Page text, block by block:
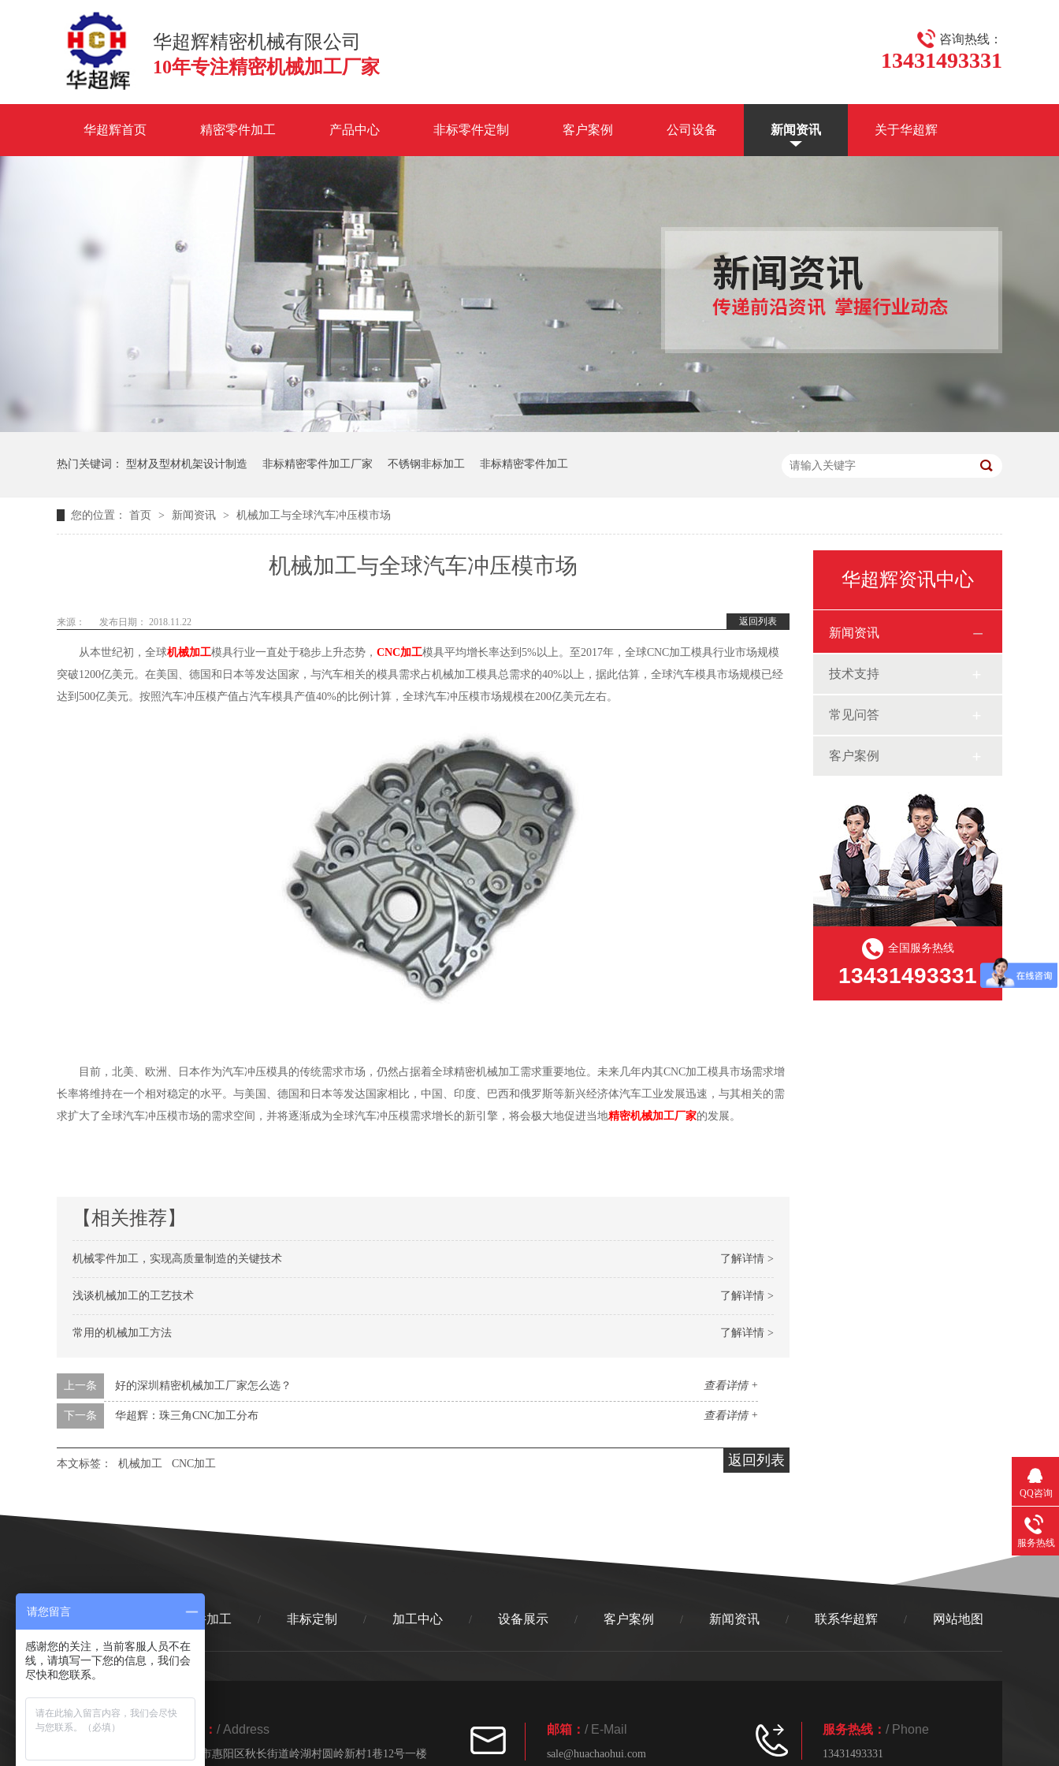
咨询热线：
13431493331
华超辉精密机械有限公司
10年专注精密机械加工厂家
华超辉首页 精密零件加工 产品中心 非标零件定制 客户案例 公司设备 新闻资讯 关于华超辉
热门关键词： 型材及型材机架设计制造 非标精密零件加工厂家 不锈钢非标加工 非标精密零件加工
您的位置： 首页 > 新闻资讯 > 机械加工与全球汽车冲压模市场
机械加工与全球汽车冲压模市场
返回列表
来源： 发布日期： 2018.11.22
从本世纪初，全球机械加工模具行业一直处于稳步上升态势， CNC加工模具平均增长率达到 5%以上。 至2017年，全球CNC加工模具行业市场规模
突破1200亿美元。在美国、德国和日本等发达国家，与汽车相关的模具需求占机械加工模具总需求的40%以上，据此估算，全球汽车模具市场规模已经
达到500亿美元。按照汽车冲压模产值占汽车模具产值40%的比例计算，全球汽车冲压模市场规模在200亿美元左右。
目前，北美、欧洲、日本作为汽车冲压模具的传统需求市场，仍然占据着全球精密机械加工需求重要地位。未来几年内其CNC加工模具市场需求增
长率将维持在一个相对稳定的水平。与美国、德国和日本等发达国家相比，中国、印度、巴西和俄罗斯等新兴经济体汽车工业发展迅速，与其相关的需
求扩大了全球汽车冲压模市场的需求空间，并将逐渐成为全球汽车冲压模需求增长的新引擎，将会极大地促进当地精密机械加工厂家的发展。
【相关推荐】
了解详情 >
机械零件加工，实现高质量制造的关键技术
了解详情 >
浅谈机械加工的工艺技术
了解详情 >
常用的机械加工方法
查看详情 +
上一条 好的深圳精密机械加工厂家怎么选？
查看详情 +
下一条 华超辉：珠三角CNC加工分布
返回列表
本文标签： 机械加工 CNC加工
华超辉资讯中心
新闻资讯
技术支持
常见问答
客户案例
全国服务热线
13431493331
精密零件加工 / 非标定制 / 加工中心 / 设备展示 / 客户案例 / 新闻资讯 / 联系华超辉 / 网站地图
地址： / Address
惠州市惠阳区秋长街道岭湖村圆岭新村1巷12号一楼
邮箱： / E-Mail
sale@huachaohui.com
服务热线： / Phone
13431493331
QQ咨询
服务热线
请您留言
感谢您的关注，当前客服人员不在
线，请填写一下您的信息，我们会
尽快和您联系。